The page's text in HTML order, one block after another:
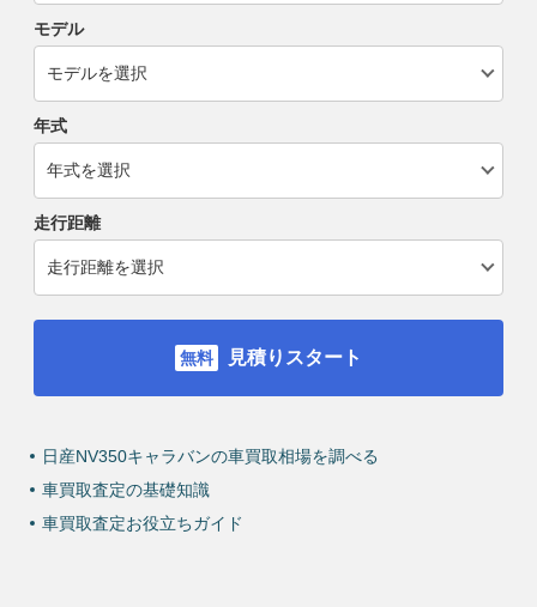
モデル
年式
走行距離
見積りスタート
日産NV350キャラバンの車買取相場を調べる
車買取査定の基礎知識
車買取査定お役立ちガイド